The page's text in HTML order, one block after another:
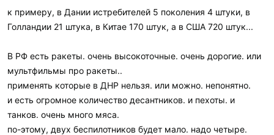
к примеру, в Дании истребителей 5 поколения 4 штуки, в
Голландии 21 штука, в Китае 170 штук, а в США 720 штук...
В РФ есть ракеты. очень высокоточные. очень дорогие. или
мультфильмы про ракеты..
применять которые в ДНР нельзя. или можно. непонятно.
и есть огромное количество десантников. и пехоты. и
танков. очень много мяса.
по-этому, двух беспилотников будет мало. надо четыре.